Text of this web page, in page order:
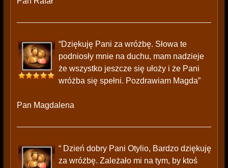
“Dziękuję Pani za wróżbę. Słowa te
podniosły mnie na duchu, mam nadzieje
że wszystko jeszcze się ułoży i że Pani
wróżba się spełni. Pozdrawiam Magda”
Pan Magdalena
“ Dzień dobry Pani Otylio, Bardzo dziękuję
za wróżbę. Zależało mi na tym, by ktoś